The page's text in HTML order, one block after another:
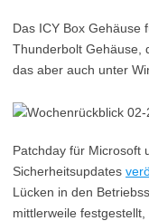
Das ICY Box Gehäuse
Thunderbolt Gehäuse,
das aber auch unter
Patchday für Microsoft
Sicherheitsupdates
Lücken in den
mittlerweile